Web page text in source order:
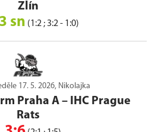
Zlín
sn (1:2 ; 3:2 - 1:0)
17. 5. 2026, Nikolajka
Praha A– IHC Prague
Rats